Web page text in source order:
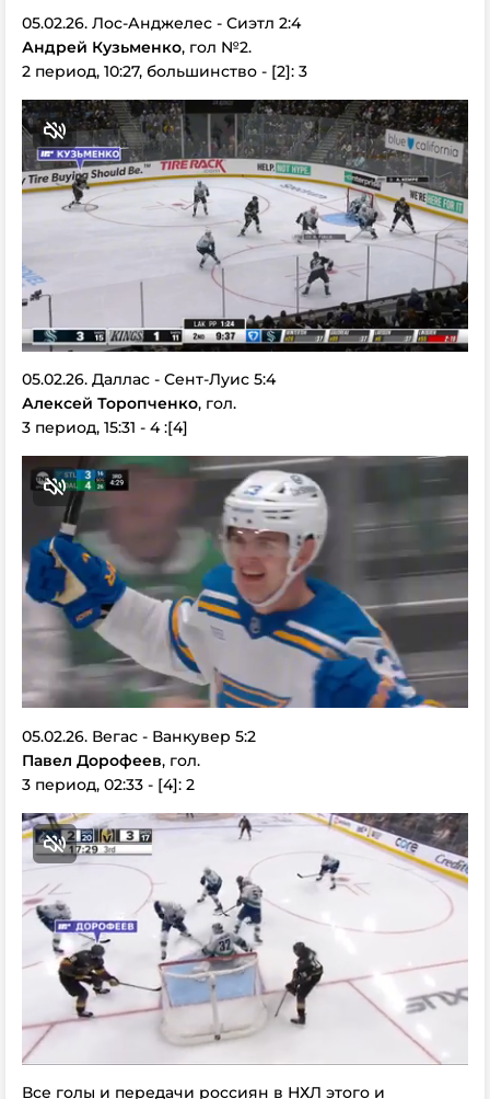
05.02.26. Лос-Анджелес - Сиэтл 2:4
Андрей Кузьменко, гол №2.
2 период, 10:27, большинство - [2]: 3
05.02.26. Даллас - Сент-Луис 5:4
Алексей Торопченко, гол.
3 период, 15:31 - 4 :[4]
05.02.26. Вегас - Ванкувер 5:2
Павел Дорофеев, гол.
3 период, 02:33 - [4]: 2
Все голы и передачи россиян в НХЛ этого и